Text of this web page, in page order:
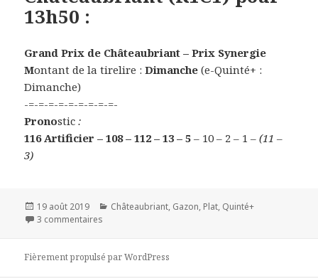
13h50 :
Grand Prix de Châteaubriant – Prix Synergie
Montant de la tirelire :Dimanche (e-Quinté+ :
Dimanche)
-=-=-=-=-=-=-=-=-=-
Pronostic:
116 Artificier – 108 – 112 – 13 – 5 – 10 – 2 – 1 – (11 –
3)
Publié
le
19 août 2019 Catégories
Châteaubriant, Gazon, Plat, Quinté+
3 commentaires
Fièrement propulsé par WordPress